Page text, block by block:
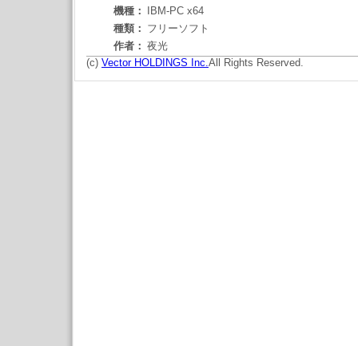
機種：
IBM-PC x64
種類： フリーソフト
作者： 夜光
(c) Vector HOLDINGS Inc.All Rights Reserved.